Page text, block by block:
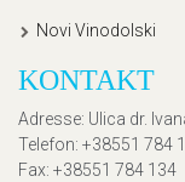
Novi Vinodolski
KONTAKT
Adresse: Ulica dr.
Telefon: +38551 784
Fax: +38551 784 134